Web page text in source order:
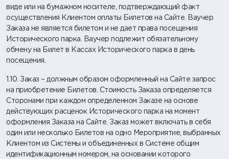
виде или на бумажном носителе, подтверждающий факт
осуществления Клиентом оплаты Билетов на Сайте. Ваучер
Заказа не является билетом и не дает права посещения
Исторического парка. Ваучер подлежит обязательному
обмену на Билет в Кассах Исторического парка в день
посещения.
1.10. Заказ – должным образом оформленный на Сайте запрос
на приобретение Билетов. Стоимость Заказа определяется
Сторонами при каждом определенном Заказе на основе
действующих расценок Исторического парка на момент
оформления Заказа на Сайте. Заказ может включать в себя
один или несколько Билетов на одно Мероприятие, выбранных
Клиентом из Системы и объединенных в Системе общим
идентификационным номером, на основании которого